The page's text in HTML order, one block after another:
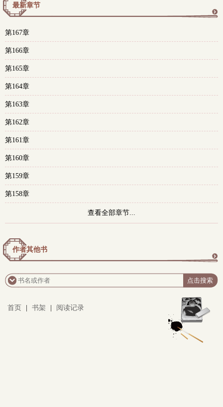
最新章节
第167章
第166章
第165章
第164章
第163章
第162章
第161章
第160章
第159章
第158章
查看全部章节...
作者其他书
首页 书架 阅读记录